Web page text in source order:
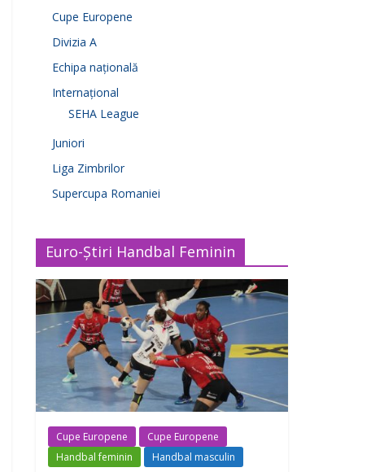
Cupe Europene
Divizia A
Echipa națională
Internațional
SEHA League
Juniori
Liga Zimbrilor
Supercupa Romaniei
Euro-Știri Handbal Feminin
Cupe Europene
Cupe Europene
Handbal feminin
Handbal masculin